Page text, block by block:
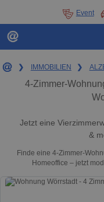
Event
❯ IMMOBILIEN ❯
4-Zimmer-
Jetzt eine
&
Finde eine 4-Zimmer-
Homeoffice – jetzt